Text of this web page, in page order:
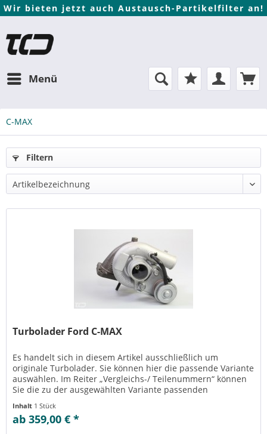
Wir bieten jetzt auch Austausch-Partikelfilter an!
Menü
C-MAX
Filtern
Turbolader Ford C-MAX
Es handelt sich in diesem Artikel ausschließlich um
originale Turbolader. Sie können hier die passende Variante
auswählen. Im Reiter „Vergleichs-/ Teilenummern“ können
Sie die zu der ausgewählten Variante passenden
Inhalt 1 Stück
ab 359,00 € *